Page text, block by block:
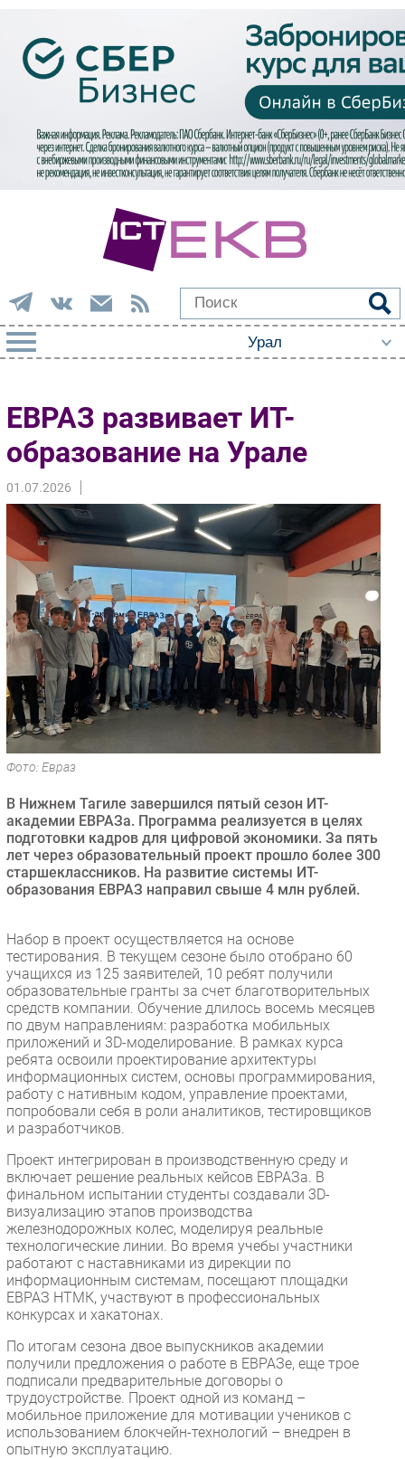
Импорто­замещение
Автоматизация Промышленности
Интернет
Мобильная связь
Фиксированная связь
Интеграция
Рынок ПК
Маркетинг
Торговые сети
Оборудование
ПО
Outsourcing
Кадры
Регулирование
Web
Безопасность
Инновации
CIO/Управление ИТ
Здоровье
РАЗДЕЛЫ
Новости
Аналитика
Интервью
Мероприятия
Проекты
Тестовый стенд
Каталог компаний
ЕВРАЗ развивает ИТ-
образование на Урале
01.07.2026
Фото: Евраз
В Нижнем Тагиле завершился пятый сезон ИТ-
академии ЕВРАЗа. Программа реализуется в целях
подготовки кадров для цифровой экономики. За пять
лет через образовательный проект прошло более 300
старшеклассников. На развитие системы ИТ-
образования ЕВРАЗ направил свыше 4 млн рублей.
Набор в проект осуществляется на основе
тестирования. В текущем сезоне было отобрано 60
учащихся из 125 заявителей, 10 ребят получили
образовательные гранты за счет благотворительных
средств компании. Обучение длилось восемь месяцев
по двум направлениям: разработка мобильных
приложений и 3D-моделирование. В рамках курса
ребята освоили проектирование архитектуры
информационных систем, основы программирования,
работу с нативным кодом, управление проектами,
попробовали себя в роли аналитиков, тестировщиков
и разработчиков.
Проект интегрирован в производственную среду и
включает решение реальных кейсов ЕВРАЗа. В
финальном испытании студенты создавали 3D-
визуализацию этапов производства
железнодорожных колес, моделируя реальные
технологические линии. Во время учебы участники
работают с наставниками из дирекции по
информационным системам, посещают площадки
ЕВРАЗ НТМК, участвуют в профессиональных
конкурсах и хакатонах.
По итогам сезона двое выпускников академии
получили предложения о работе в ЕВРАЗе, еще трое
подписали предварительные договоры о
трудоустройстве. Проект одной из команд –
мобильное приложение для мотивации учеников с
использованием блокчейн-технологий – внедрен в
опытную эксплуатацию.